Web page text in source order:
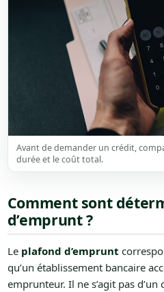
Avant de demander un crédit,
durée et le coût total.
Comment sont
d’emprunt ?
Le plafond d’emprunt
qu’un établissement bancaire
emprunteur. Il ne s’agit pas